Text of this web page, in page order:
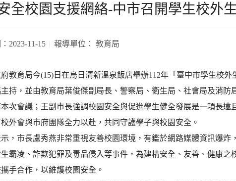
全校園支援網絡-中市召開學生校外
2023-11-15 報導單位： 教育局
教育局今(15)日在烏日清新溫泉飯店舉辦112年「臺中市學生校
持，並由教育局葉俊傑副局長、警察局、衛生局、社會局及消防
次會議；王副市長強調校園安全與促進學生健全發展是一項長遠
外會與市府團隊全力以赴，共同守護學子與校園安全。
，市長盧秀燕非常重視友善校園環境，有鑑於網路媒體資訊爆炸
霸凌、詐欺犯罪及毒品侵入等事件，為建構安全、友善、健康之
手合作，以維護校園安全。